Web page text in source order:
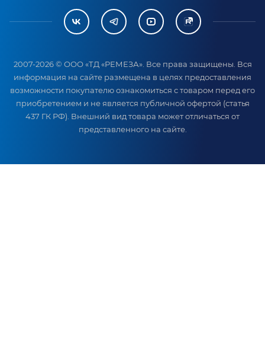
2007-2026 © ООО «ТД «РЕМЕЗА». Все права защищены. Вся
информация на сайте размещена в целях предоставления
возможности покупателю ознакомиться с товаром перед его
приобретением и не является публичной офертой (статья
437 ГК РФ). Внешний вид товара может отличаться от
представленного на сайте.